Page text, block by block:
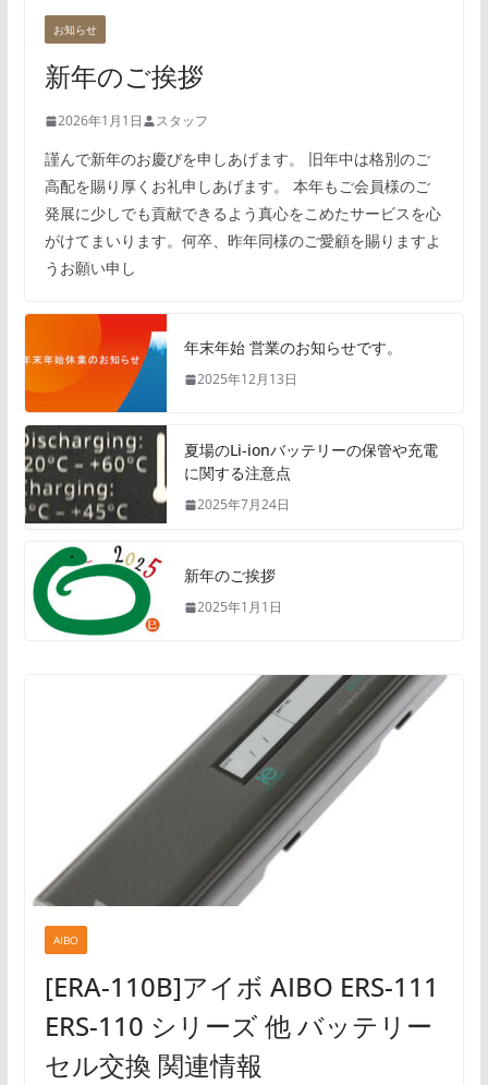
お知らせ
新年のご挨拶
2026年1月1日 スタッフ
謹んで新年のお慶びを申しあげます。 旧年中は格別のご
高配を賜り厚くお礼申しあげます。 本年もご会員様のご
発展に少しでも貢献できるよう真心をこめたサービスを心
がけてまいります。何卒、昨年同様のご愛顧を賜りますよ
うお願い申し
年末年始 営業のお知らせです。
2025年12月13日
夏場のLi-ionバッテリーの保管や充電
に関する注意点
2025年7月24日
新年のご挨拶
2025年1月1日
AIBO
[ERA-110B]アイボ AIBO ERS-111
ERS-110 シリーズ 他 バッテリー
セル交換 関連情報